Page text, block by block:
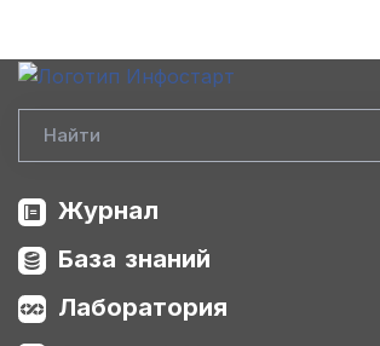
Журнал
База знаний
Лаборатория